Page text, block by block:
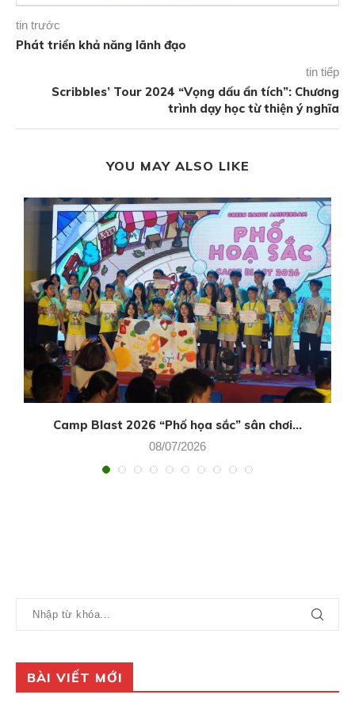
tin trước
Phát triển khả năng lãnh đạo
tin tiếp
Scribbles’ Tour 2024 “Vọng dấu ẩn tích”: Chương
trình dạy học từ thiện ý nghĩa
YOU MAY ALSO LIKE
Camp Blast 2026 “Phố họa sắc” sân chơi...
08/07/2026
BÀI VIẾT MỚI